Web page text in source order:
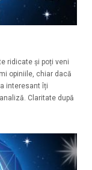
ridicate și poți veni
opiniile, chiar dacă
interesant îți
Claritate după